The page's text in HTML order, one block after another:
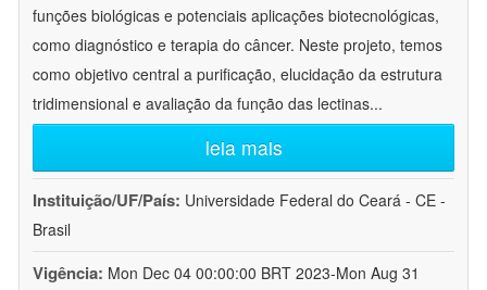
funções biológicas e potenciais aplicações biotecnológicas,
como diagnóstico e terapia do câncer. Neste projeto, temos
como objetivo central a purificação, elucidação da estrutura
tridimensional e avaliação da função das lectinas...
leia mais
Instituição/UF/País: Universidade Federal do Ceará - CE -
Brasil
Vigência: Mon Dec 04 00:00:00 BRT 2023-Mon Aug 31